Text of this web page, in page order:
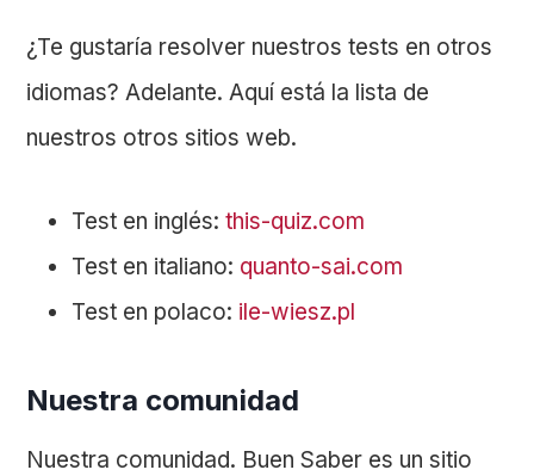
¿Te gustaría resolver nuestros tests en otros
idiomas? Adelante. Aquí está la lista de
nuestros otros sitios web.
Test en inglés:this-quiz.com
Test en italiano: quanto-sai.com
Test en polaco: ile-wiesz.pl
Nuestra comunidad
Nuestra comunidad. Buen Saber es un sitio